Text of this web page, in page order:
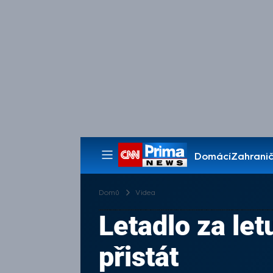
Domácí
Pořady
Domů Videa
Letadlo za
přistát